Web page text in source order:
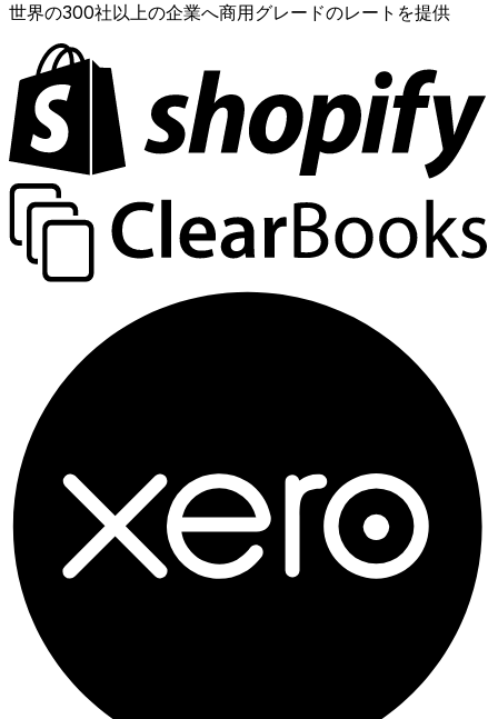
世界の300社以上の企業へ商用グレードのレートを提供